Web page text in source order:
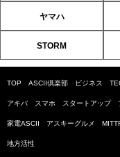
ヤマハ
STORM
TOP ASCII倶楽部 ビジネス
アキバ スマホ スタートアップ
家電ASCII アスキーグルメ
地方活性